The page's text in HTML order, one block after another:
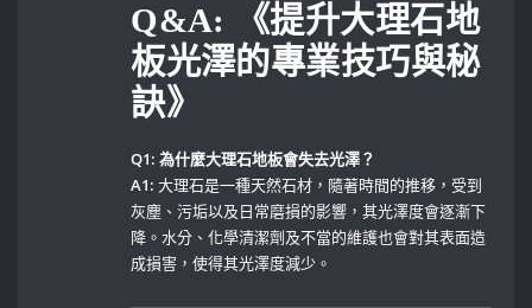
Q&A: ⁤《提升大理石地
板光澤的專業技巧與秘
訣》
Q1: 為什麼大理石地板會失去光澤？
A1: 大理石是一種天然石材，隨著時間的推移，受到
灰塵、污垢以及日常磨損的影響，其光澤度會逐漸下
降。水分、化學清潔劑及不當的維護也會對其表面造
成損害，使得其光澤度減少。